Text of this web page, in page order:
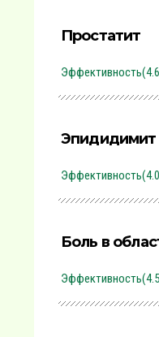
Простатит
Эпидидимит
Боль в